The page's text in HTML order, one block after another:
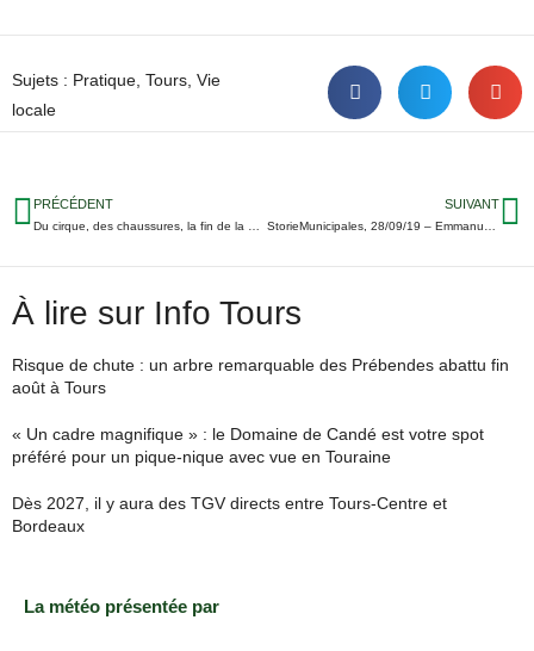
Sujets : Pratique Tours Vie
locale
PRÉCÉDENT SUIVANT
À lire sur Info Tours
Risque de chute : un arbre remarquable des Prébendes abattu fin
août à Tours
« Un cadre magnifique » : le Domaine de Candé est votre spot
préféré pour un pique-nique avec vue en Touraine
Dès 2027, il y aura des TGV directs entre Tours-Centre et
Bordeaux
La météo présentée par